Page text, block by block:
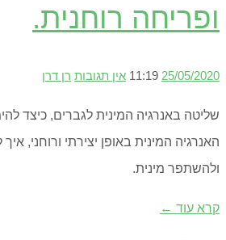
ופריחה רוחנית.
25/05/2020
11:19 אין תגובות רן דרן
שליטה באנרגיה המינית לגברים, כיצד
האנרגיה המינית באופן יצירתי ורוחני, איך
ולהשתפר מינית.
קרא עוד ←